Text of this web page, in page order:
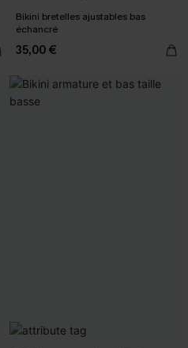
Bikini bretelles ajustables bas
échancré
35,00 €